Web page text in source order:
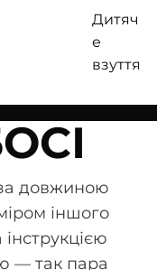
Дитяч
е
взуття
довжиною
іншого
— так пара